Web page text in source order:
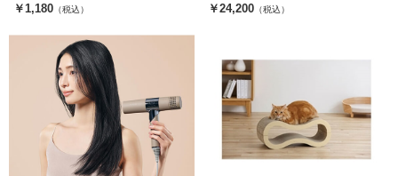
￥1,180 （税込） ￥24,200 （税込）